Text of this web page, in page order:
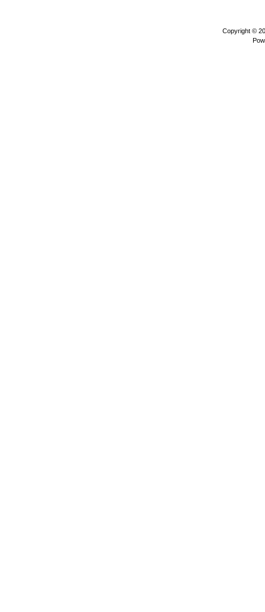
Copyright ©